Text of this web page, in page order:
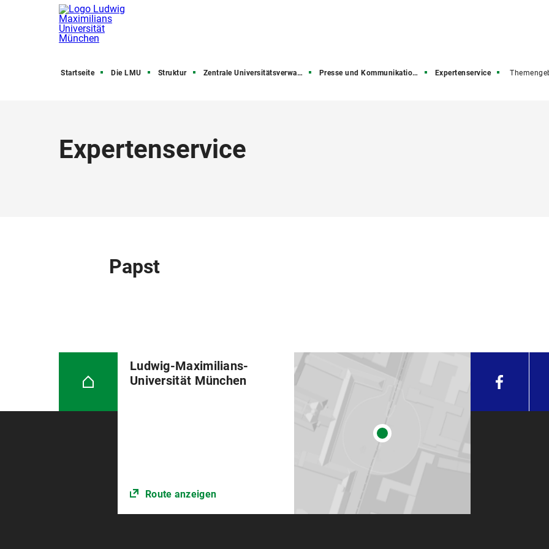
Startseite Die LMU Struktur Zentrale Universitätsverwaltung Presse und Kommunikation (PuK) Expertenservice
Expertenservice
Papst
Ludwig-Maximilians-
Universität München
Route anzeigen